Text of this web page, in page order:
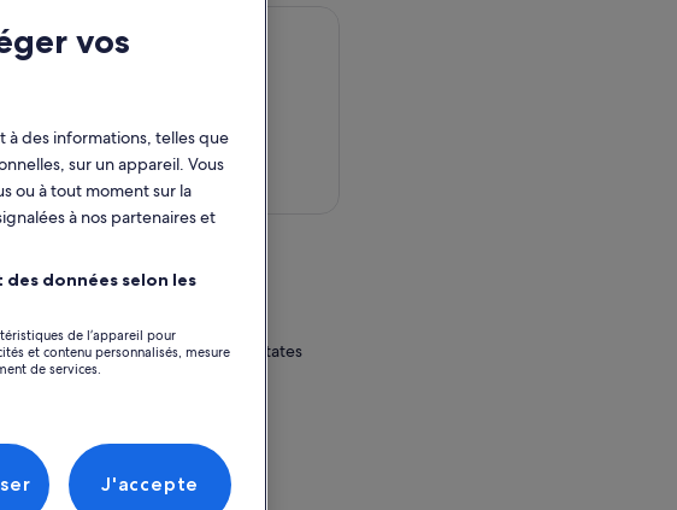
Afficher dans la carte
Moab Tourism Center
84532-2926, Moab, Utah, United States
606 South Main Street
84532, Moab, Utah, United States
vos
des informations, telles que
sur un appareil. Vous
ou à tout moment sur la
à nos partenaires et
données selon les
de l’appareil pour
et contenu personnalisés, mesure
de services.
J'accepte